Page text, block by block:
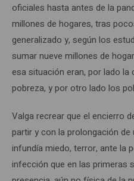
oficiales hasta antes de la
millones de hogares, tras
generalizado y, según los
sumar nueve millones de
esa situación eran, por lado la
pobreza, y por otro lado los
Valga recrear que el encierro
partir y con la prolongación
infundía miedo, terror, ante la
infección que en las primeras